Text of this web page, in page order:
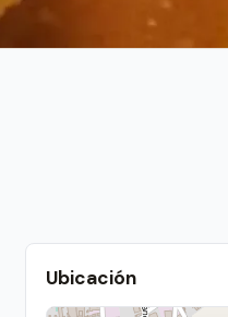
Ubicación